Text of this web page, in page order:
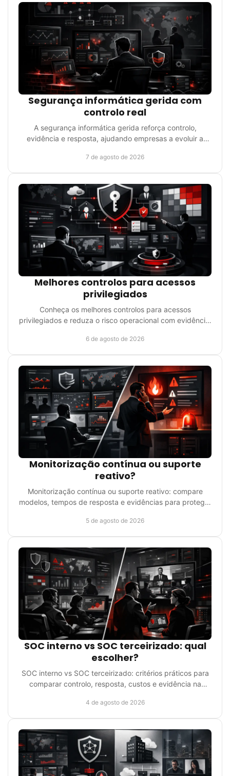
Segurança informática gerida com
controlo real
A segurança informática gerida reforça controlo,
evidência e resposta, ajudando empresas a evoluir a
7 de agosto de 2026
Melhores controlos para acessos
privilegiados
Conheça os melhores controlos para acessos
privilegiados e reduza o risco operacional com evidência,
6 de agosto de 2026
Monitorização contínua ou suporte
reativo?
Monitorização contínua ou suporte reativo: compare
modelos, tempos de resposta e evidências para proteger
5 de agosto de 2026
SOC interno vs SOC terceirizado: qual
escolher?
SOC interno vs SOC terceirizado: critérios práticos para
comparar controlo, resposta, custos e evidência na
4 de agosto de 2026